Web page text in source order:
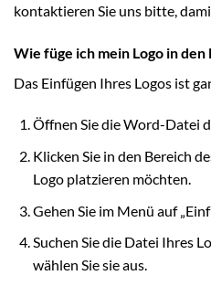
kontaktieren Sie uns bitte,
Wie füge ich mein Logo in
Das Einfügen Ihres Logos ist
Öffnen Sie die Word-Datei
Klicken Sie in den Bereich
Logo platzieren möchten.
Gehen Sie im Menü auf
Suchen Sie die Datei Ihres
wählen Sie sie aus.